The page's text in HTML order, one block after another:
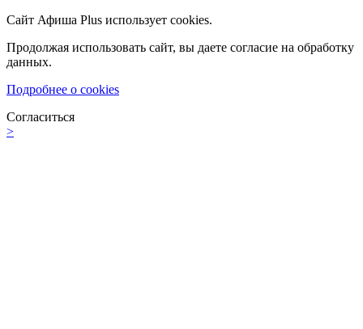
Сайт Афиша Plus использует cookies.
Продолжая использовать сайт, вы даете согласие на обработку
данных.
Подробнее о cookies
Согласиться
>